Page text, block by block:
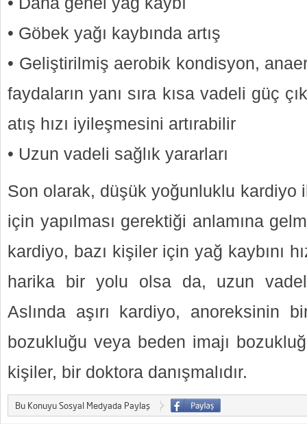
• Göbek yağı kaybında artış
• Geliştirilmiş aerobik kondisyon,
faydaların yanı sıra kısa vadeli güç
atış hızı iyileşmesini artırabilir
• Uzun vadeli sağlık yararları
Son olarak, düşük yoğunluklu kardiyo
için yapılması gerektiği anlamına
kardiyo, bazı kişiler için yağ kaybını
harika bir yolu olsa da, uzun
Aslında aşırı kardiyo, anoreksinin
bozukluğu veya beden imajı
kişiler, bir doktora danışmalıdır.
Bu Konuyu Sosyal Medyada Paylaş